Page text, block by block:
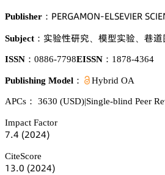
Publisher： 鵝乊葤佥嵻胦鵣沟-乊欄偌乊妯喊乊葤 偌。喊
Subject： 䐵娞焬簾䘠 憙虾䐵娞 瓗埴
ISSN： 0886-7798EISSN： 1878-4364
Publishing Model： Hybrid OA
APCs： 3630 (USD)|Single-blind Peer
Impact Factor
篫.鋺 (缗蔡缗鋺)
CiteScore
声杚.蔡 (缗蔡缗鋺)